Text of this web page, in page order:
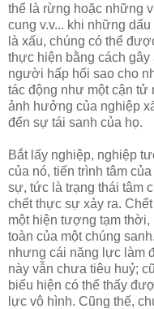
thể là rừng hoặc những
cung v.v... khi những
là xấu, chúng có thể
thực hiện bằng cách
người hấp hối sao cho
tác động như một cận tử
ảnh hưởng của nghiệp
đến sự tái sanh của họ.
Bắt lấy nghiệp, nghiệp
của nó, tiến trình tâm
sự, tức là trạng thái tâm
chết thực sự xảy ra.
một hiện tượng tạm
toàn của một chúng
nhưng cái năng lực làm
này vẫn chưa tiêu huỷ;
biểu hiện có thể thấy
lực vô hình. Cũng thế,